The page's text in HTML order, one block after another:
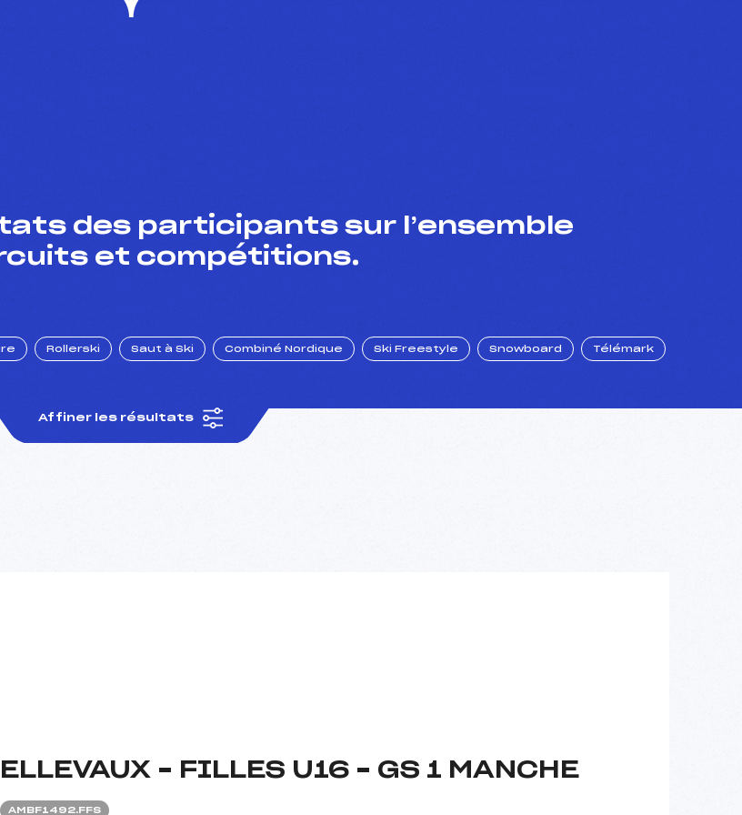
des participants sur l’ensemble
et compétitions.
Rollerski Saut à Ski Combiné Nordique Ski Freestyle Snowboard Télémark
Affiner les résultats
– FILLES U16 – GS 1 MANCHE
AMBF1492.FFS